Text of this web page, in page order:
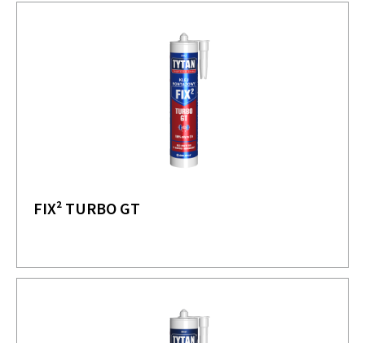
FIX² TURBO GT